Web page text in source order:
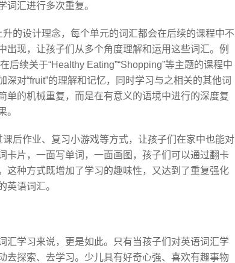
词汇进行多次重复。
的设计理念，每个单元的词汇都会在后续的课程中不
出现，让孩子们从多个角度理解和运用这些词汇。例
后续关于“Healthy Eating”“Shopping”等主题的课程中
对“fruit”的理解和记忆，同时学习与之相关的其他词
单的机械重复，而是在有意义的语境中进行的深度复
。
后作业、复习小游戏等方式，让孩子们在家中也能对
卡片，一面写单词，一面画图，孩子们可以通过翻卡
这种方式既增加了学习的趣味性，又达到了重复强化
英语词汇。
汇学习来说，更是如此。只有当孩子们对英语词汇学
去探索、去学习。少儿具有好奇心强、喜欢有趣事物